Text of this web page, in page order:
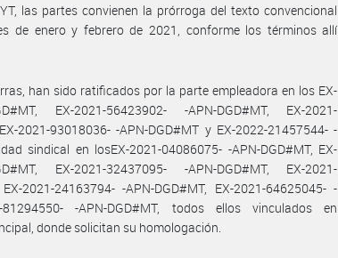
las partes convienen la prórroga del texto convencional
de enero y febrero de 2021, conforme los términos allí
han sido ratificados por la parte empleadora en los EX-
EX-2021-56423902- -APN-DGD#MT, EX-2021-
2021-93018036- -APN-DGD#MT y EX-2022-21457544- -
sindical en losEX-2021-04086075- -APN-DGD#MT, EX-
EX-2021-32437095- -APN-DGD#MT, EX-2021-
2021-24163794- -APN-DGD#MT, EX-2021-64625045- -
81294550- -APN-DGD#MT, todos ellos vinculados en
donde solicitan su homologación.